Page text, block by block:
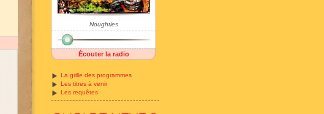
Noughties
Écouter la radio
La grille des programmes
Les titres à venir
Les requêtes